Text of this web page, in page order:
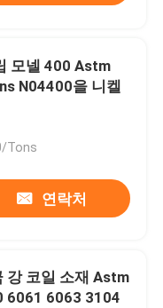
모넬 400 Astm
N04400을 니켈
Tons
연락처
코일 소재 Astm
6061 6063 3104